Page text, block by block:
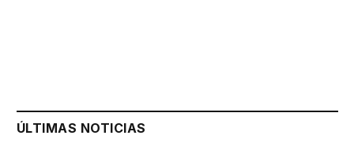
ÚLTIMAS NOTICIAS